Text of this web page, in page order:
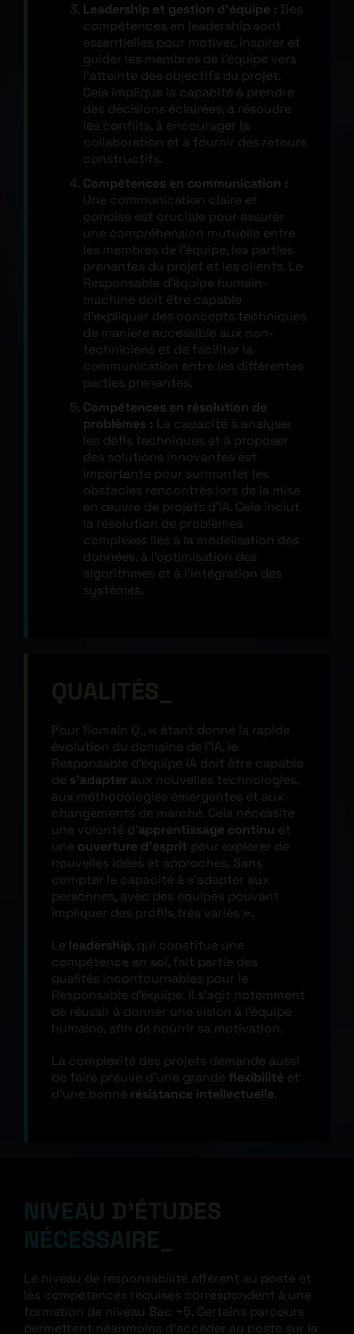
Leadership et gestion d’équipe : Des
compétences en leadership sont
essentielles pour motiver, inspirer et
guider les membres de l’équipe vers
l’atteinte des objectifs du projet.
Cela implique la capacité à prendre
des décisions éclairées, à résoudre
les conflits, à encourager la
collaboration et à fournir des retours
constructifs.
Compétences en communication :
Une communication claire et
concise est cruciale pour assurer
une compréhension mutuelle entre
les membres de l’équipe, les parties
prenantes du projet et les clients. Le
Responsable d’équipe humain-
machine doit être capable
d’expliquer des concepts techniques
de manière accessible aux non-
techniciens et de faciliter la
communication entre les différentes
parties prenantes.
Compétences en résolution de
problèmes : La capacité à analyser
les défis techniques et à proposer
des solutions innovantes est
importante pour surmonter les
obstacles rencontrés lors de la mise
en œuvre de projets d’IA. Cela inclut
la résolution de problèmes
complexes liés à la modélisation des
données, à l’optimisation des
algorithmes et à l’intégration des
systèmes.
QUALITÉS
Pour Romain Q., « étant donné la rapide
évolution du domaine de l’IA, le
Responsable d’équipe IA doit être capable
de s’adapter aux nouvelles technologies,
aux méthodologies émergentes et aux
changements de marché. Cela nécessite
une volonté d’apprentissage continu et
une ouverture d’esprit pour explorer de
nouvelles idées et approches. Sans
compter la capacité à s’adapter aux
personnes, avec des équipes pouvant
impliquer des profils très variés ».
Le leadership, qui constitue une
compétence en soi, fait partie des
qualités incontournables pour le
Responsable d’équipe. Il s’agit notamment
de réussir à donner une vision à l’équipe
humaine, afin de nourrir sa motivation.
La complexité des projets demande aussi
de faire preuve d’une grande flexibilité et
d’une bonne résistance intellectuelle.
NIVEAU D’ÉTUDES
NÉCESSAIRE
Le niveau de responsabilité afférent au poste et
les compétences requises correspondent à une
formation de niveau Bac +5. Certains parcours
permettent néanmoins d’accéder au poste sur la